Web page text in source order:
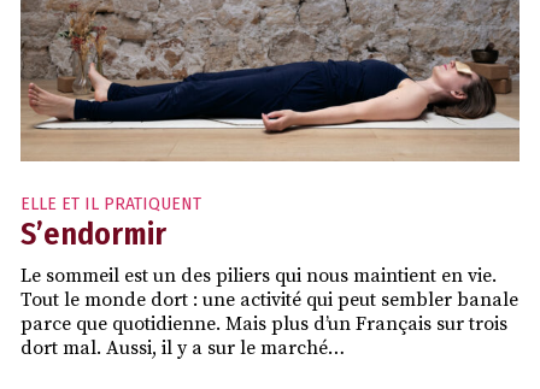
ELLE ET IL PRATIQUENT
S’endormir
Le sommeil est un des piliers qui nous maintient en vie.
Tout le monde dort : une activité qui peut sembler banale
parce que quotidienne. Mais plus d’un Français sur trois
dort mal. Aussi, il y a sur le marché…